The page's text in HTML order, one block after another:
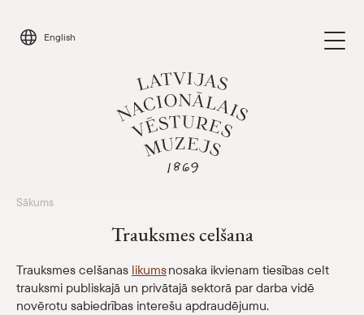
content
English
Apmeklēt
Par mums
Sākums
Trauksmes celšana
Trauksmes celšanas likumsnosaka ikvienam tiesības celt
trauksmi publiskajā un privātajā sektorā par darba vidē
novērotu sabiedrības interešu apdraudējumu.